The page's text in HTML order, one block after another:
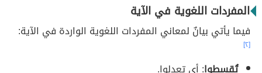
المفردات اللغوية في الآية
فيما يأتي بيانٌ لمعاني المفردات اللغوية الواردة في الآية:
[٢]
تُقسطوا: أي تعدلوا.